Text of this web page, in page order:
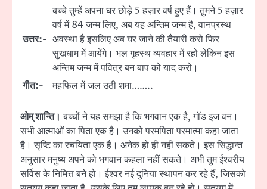
उत्तर:-
बच्चे तुम्हें अपना घर छोड़े 5 हज़ार वर्ष हुए हैं। तुमने 5 हज़ार
वर्ष में 84 जन्म लिए, अब यह अन्तिम जन्म है, वानप्रस्थ
अवस्था है इसलिए अब घर जाने की तैयारी करो फिर
सुखधाम में आयेंगे। भल गृहस्थ व्यवहार में रहो लेकिन इस
अन्तिम जन्म में पवित्र बन बाप को याद करो।
गीत:-
महफिल में जल उठी शमा……..
ओम् शान्ति। बच्चों ने यह समझा है कि भगवान एक है, गॉड इज वन।
सभी आत्माओं का पिता एक है। उनको परमपिता परमात्मा कहा जाता
है। सृष्टि का रचयिता एक है। अनेक हो ही नहीं सकते। इस सिद्धान्त
अनुसार मनुष्य अपने को भगवान कहला नहीं सकते। अभी तुम ईश्वरीय
सर्विस के निमित्त बने हो। ईश्वर नई दुनिया स्थापन कर रहे हैं, जिसको